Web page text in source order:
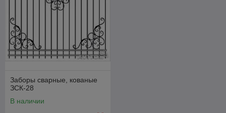
Заборы сварные, кованые
ЗСК-28
В наличии